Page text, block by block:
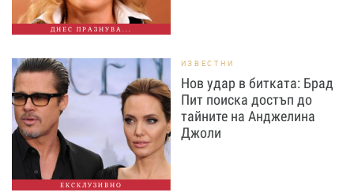
ДНЕС ПРАЗНУВА...
ЕКСКЛУЗИВНО
ИЗВЕСТНИ
Нов удар в битката: Брад
Пит поиска достъп до
тайните на Анджелина
Джоли